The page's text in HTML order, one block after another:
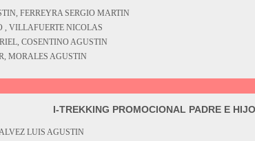
FERREYRA SERGIO MARTIN
, VILLAFUERTE NICOLAS
COSENTINO AGUSTIN
MORALES AGUSTIN
I-TREKKING PROMOCIONAL PADRE E HIJO
LUIS AGUSTIN